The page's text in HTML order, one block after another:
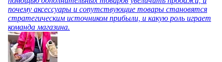
почему аксессуары и сопутствующие товары становятся
стратегическим источником прибыли, и какую роль играет
команда магазина.